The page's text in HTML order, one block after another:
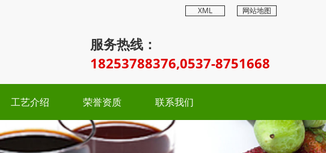
网站地图
XML
服务热线：
18253788376,0537-8751668
工艺介绍 荣誉资质 联系我们